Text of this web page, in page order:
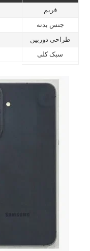
فریم
جنس بدنه
طراحی دوربین
سبک کلی